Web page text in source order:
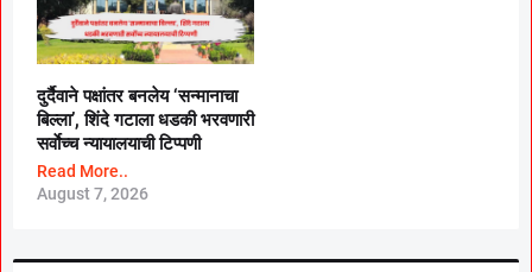
दुर्दैवाने पक्षांतर बनलेय ‘सन्मानाचा
बिल्ला’, शिंदे गटाला धडकी भरवणारी
सर्वाेच्च न्यायालयाची टिप्पणी
Read More..
August 7, 2026